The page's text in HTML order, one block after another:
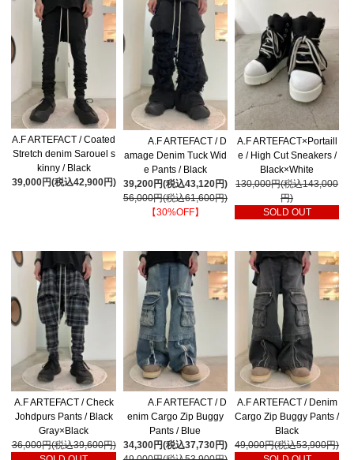
A.F ARTEFACT / Coated
Stretch denim Sarouel s
kinny / Black
39,000円(税込42,900円)
A.F ARTEFACT / D
amage Denim Tuck Wid
e Pants / Black
39,200円(税込43,120円)
56,000円(税込61,600円)
【30%OFF】
A.F ARTEFACT×Portaill
e / High Cut Sneakers /
Black×White
130,000円(税込143,000
円)
SOLD OUT
A.F ARTEFACT / Check
Johdpurs Pants / Black
Gray×Black
36,000円(税込39,600円)
A.F ARTEFACT / D
enim Cargo Zip Buggy
Pants / Blue
34,300円(税込37,730円)
A.F ARTEFACT / Denim
Cargo Zip Buggy Pants /
Black
49,000円(税込53,900円)